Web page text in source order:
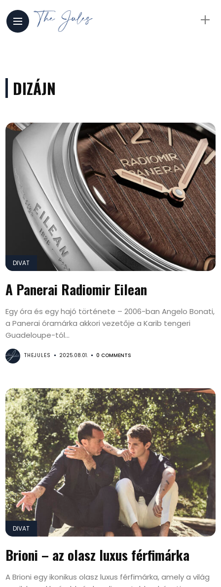
DIZÁJN
DIVAT
A Panerai Radiomir Eilean
Egy óra és egy hajó története – 2006-ban Angelo Bonati,
a Panerai óramárka akkori vezetője a Karib tengeri
Guadeloupe-tól...
THEJULES 2025.08.01. 0 COMMENTS
DIVAT
Brioni – az olasz luxus férfimárka
A Brioni egy ikonikus olasz luxus férfimárka, amely a világ